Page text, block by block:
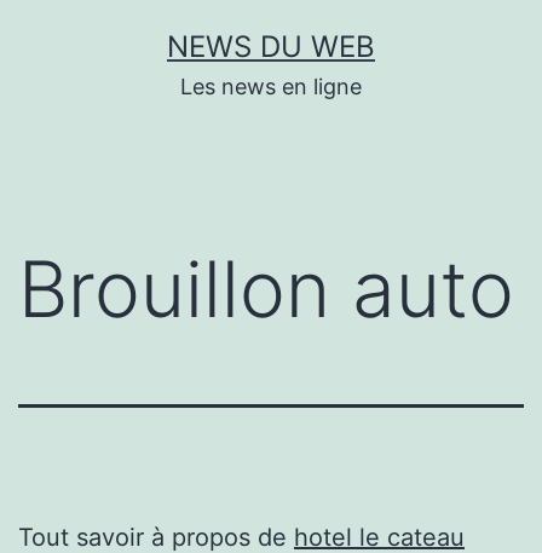
NEWS DU WEB
Les news en ligne
Brouillon auto
Tout savoir à propos de hotel le cateau